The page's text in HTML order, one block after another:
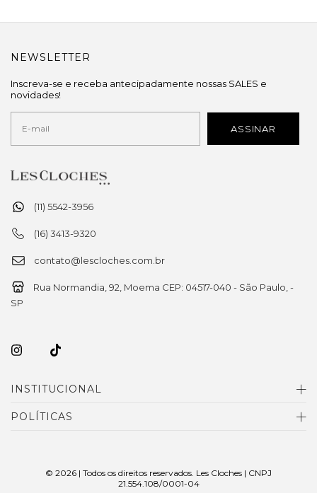
(11) 5542-3956
(16) 3413-9320
contato@lescloches.com.br
Rua Normandia, 92, Moema CEP: 04517-040 - São Paulo, -
SP
INSTITUCIONAL
POLÍTICAS
NEWSLETTER
Inscreva-se e receba antecipadamente nossas SALES e
novidades!
© 2026 | Todos os direitos reservados. Les Cloches | CNPJ
21.554.108/0001-04